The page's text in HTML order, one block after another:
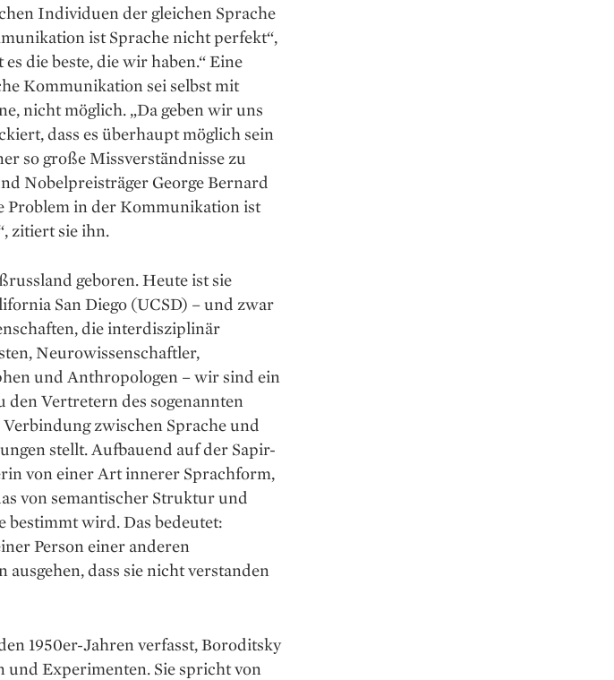
Individuen der gleichen Sprache
ist Sprache nicht perfekt“,
die beste, die wir haben.“ Eine
Kommunikation sei selbst mit
nicht möglich. „Da geben wir uns
dass es überhaupt möglich sein
so große Missverständnisse zu
Nobelpreisträger George Bernard
Problem in der Kommunikation ist
zitiert sie ihn.
geboren. Heute ist sie
San Diego (UCSD) – und zwar
die interdisziplinär
Neurowissenschaftler,
und Anthropologen – wir sind ein
Vertretern des sogenannten
zwischen Sprache und
stellt. Aufbauend auf der Sapir-
von einer Art innerer Sprachform,
von semantischer Struktur und
wird. Das bedeutet:
Person einer anderen
dass sie nicht verstanden
1950er-Jahren verfasst, Boroditsky
und Experimenten. Sie spricht von